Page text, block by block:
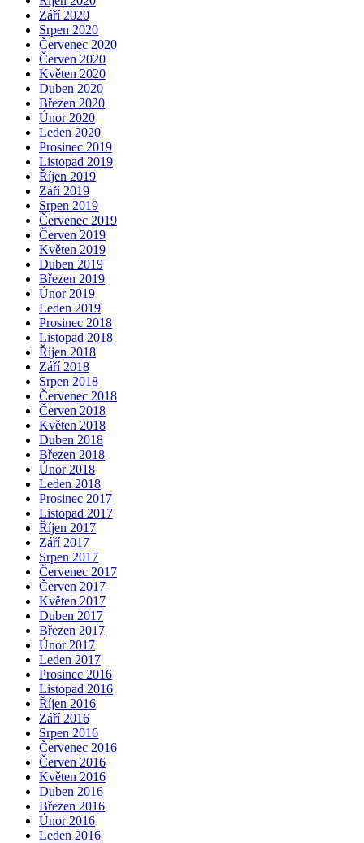
Září 2020
Srpen 2020
Červenec 2020
Červen 2020
Květen 2020
Duben 2020
Březen 2020
Únor 2020
Leden 2020
Prosinec 2019
Listopad 2019
Říjen 2019
Září 2019
Srpen 2019
Červenec 2019
Červen 2019
Květen 2019
Duben 2019
Březen 2019
Únor 2019
Leden 2019
Prosinec 2018
Listopad 2018
Říjen 2018
Září 2018
Srpen 2018
Červenec 2018
Červen 2018
Květen 2018
Duben 2018
Březen 2018
Únor 2018
Leden 2018
Prosinec 2017
Listopad 2017
Říjen 2017
Září 2017
Srpen 2017
Červenec 2017
Červen 2017
Květen 2017
Duben 2017
Březen 2017
Únor 2017
Leden 2017
Prosinec 2016
Listopad 2016
Říjen 2016
Září 2016
Srpen 2016
Červenec 2016
Červen 2016
Květen 2016
Duben 2016
Březen 2016
Únor 2016
Leden 2016